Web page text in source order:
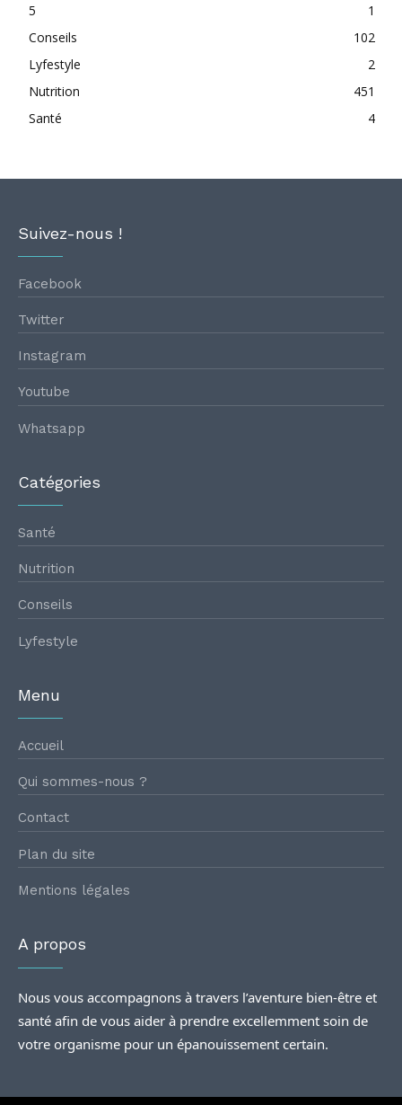
5
1
Conseils
102
Lyfestyle
2
Nutrition
451
Santé
4
Suivez-nous !
Facebook
Twitter
Instagram
Youtube
Whatsapp
Catégories
Santé
Nutrition
Conseils
Lyfestyle
Menu
Accueil
Qui sommes-nous ?
Contact
Plan du site
Mentions légales
A propos
Nous vous accompagnons à travers l’aventure bien-être et
santé afin de vous aider à prendre excellemment soin de
votre organisme pour un épanouissement certain.